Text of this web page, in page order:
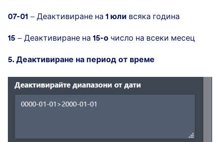
07-01 – Деактивиране на 1 юли всяка година
15 – Деактивиране на 15-о число на всеки месец
5. Деактивиране на период от време